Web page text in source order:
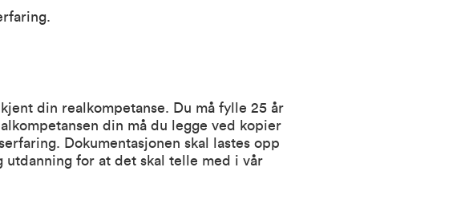
din realkompetanse. Du må fylle 25 år
din må du legge ved kopier
Dokumentasjonen skal lastes opp
utdanning for at det skal telle med i vår